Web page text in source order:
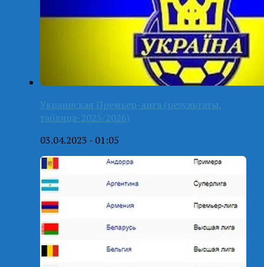
Украинская Премьер-лига (результаты,
таблица-2025/2026)
03.04.2023 - 01:05